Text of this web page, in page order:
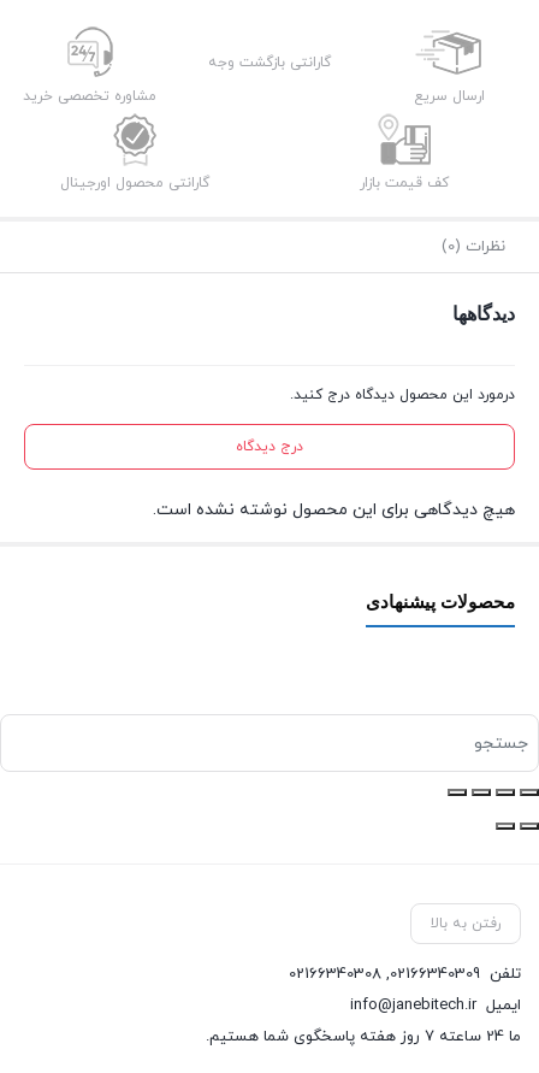
ارسال سریع
گارانتی بازگشت وجه
مشاوره تخصصی خرید
کف قیمت بازار گارانتی محصول اورجینال
نظرات (0)
دیدگاهها
درمورد این محصول دیدگاه درج کنید.
درج دیدگاه
هیچ دیدگاهی برای این محصول نوشته نشده است.
محصولات پیشنهادی
رفتن به بالا
تلفن 02166340309
,
02166340308
ایمیلinfo@janebitech.ir
ما 24 ساعته 7 روز هفته پاسخگوی شما هستیم.